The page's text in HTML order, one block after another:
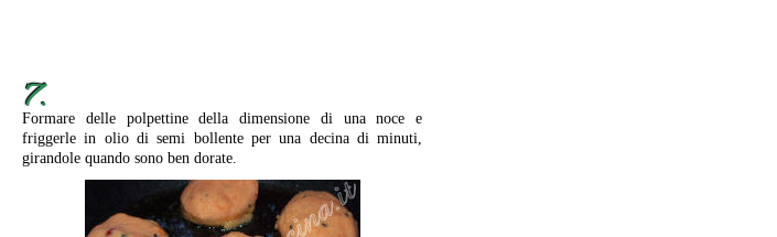
7.
Formare delle polpettine della dimensione di una noce e
friggerle in olio di semi bollente per una decina di minuti,
girandole quando sono ben dorate.